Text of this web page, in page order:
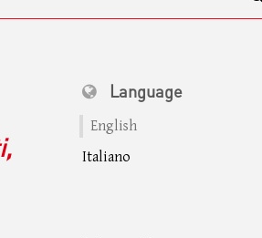
Language
English
Italiano